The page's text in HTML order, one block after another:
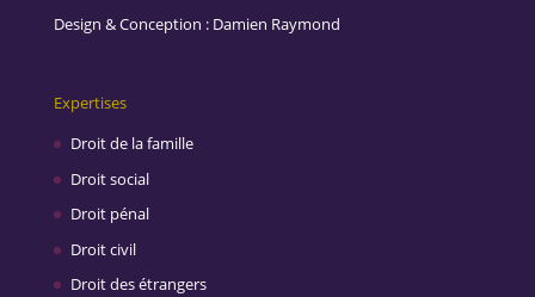
Design & Conception : Damien Raymond
Expertises
Droit de la famille
Droit social
Droit pénal
Droit civil
Droit des étrangers